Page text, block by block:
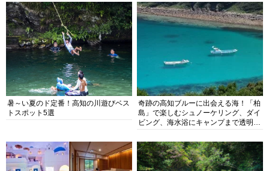
暑～い夏のド定番！高知の川遊びベス
トスポット5選
奇跡の高知ブルーに出会える海！「柏
島」で楽しむシュノーケリング、ダイ
ビング、海水浴にキャンプまで透明度